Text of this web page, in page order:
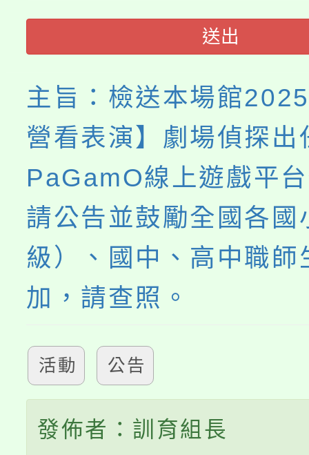
代理(課)教師甄選結果(
《TA101》溝通分析基
程，歡迎學生輔導中心
心理、諮商輔導、社會
系所師生報名參加。
送出
主旨：檢送本場館
營看表演】劇場偵探出
PaGamO線上遊戲平
請公告並鼓勵全國各國
級）、國中、高中職師
加，請查照。
活動 公告
發佈者：訓育組長